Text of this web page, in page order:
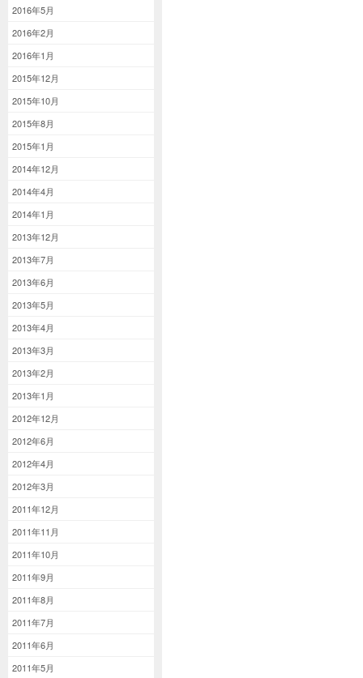
2016年5月
2016年2月
2016年1月
2015年12月
2015年10月
2015年8月
2015年1月
2014年12月
2014年4月
2014年1月
2013年12月
2013年7月
2013年6月
2013年5月
2013年4月
2013年3月
2013年2月
2013年1月
2012年12月
2012年6月
2012年4月
2012年3月
2011年12月
2011年11月
2011年10月
2011年9月
2011年8月
2011年7月
2011年6月
2011年5月